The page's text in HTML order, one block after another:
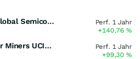
iShares MSCI Global Semiconductors UCITS ETF USD (Acc)
Perf. 1 Jahr
+140,76%
Global X Copper Miners UCITS ETF USD Acc
Perf. 1 Jahr
+99,30%